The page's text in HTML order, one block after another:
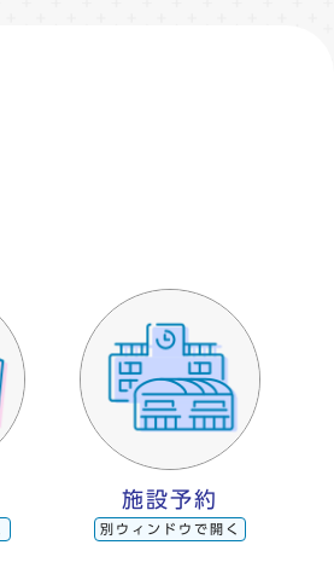
施設予約
別ウィンドウで開く